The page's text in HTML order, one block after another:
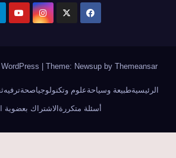
| Theme: Newsup by Themeansar
الرئيسيةطبيعة وسياحةعلوم وتكنولوجياصحةترفيه
أسئلة متكررة الاشتراك بعضوية